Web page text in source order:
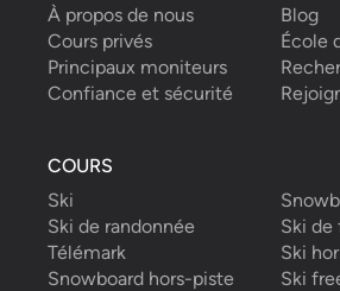
À propos de nous
Blog
Cours privés
École
Principaux moniteurs
Confiance et sécurité
COURS
Ski
Ski de randonnée
Ski de
Télémark
Ski
Snowboard hors-piste
Ski